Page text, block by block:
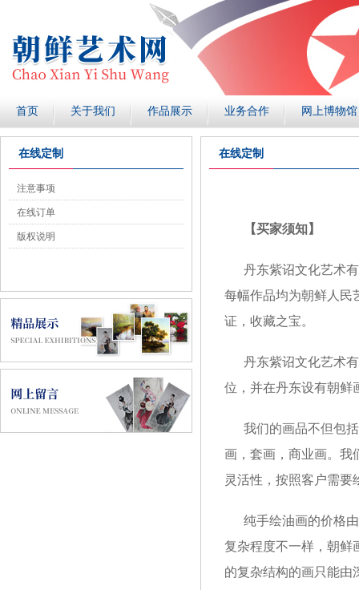
首页 关于我们 作品展示 业务合作 网上博物馆
在线定制
注意事项
在线订单
版权说明
在线定制
【买家须知】
丹东紫诏文化艺术
每幅作品均为朝鲜人民
证，收藏之宝。
丹东紫诏文化艺术
位，并在丹东设有朝鲜
我们的画品不但包
画，套画，商业画。我
灵活性，按照客户需要
纯手绘油画的价格
复杂程度不一样，朝鲜
的复杂结构的画只能由